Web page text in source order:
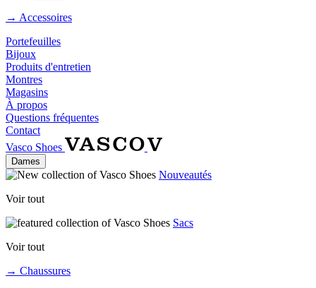
→ Accessoires
Portefeuilles
Bijoux
Produits d'entretien
Montres
Magasins
À propos
Questions fréquentes
Contact
Vasco Shoes
Dames
Nouveautés
Voir tout
Sacs
Voir tout
→ Chaussures